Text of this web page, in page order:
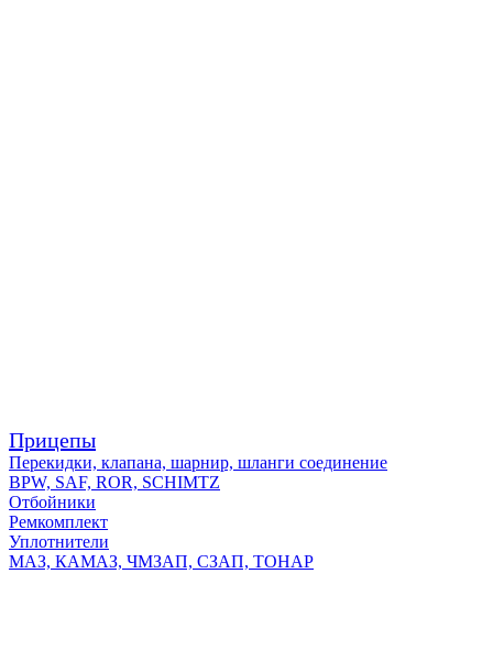
Прицепы
Перекидки, клапана, шарнир, шланги соединение
BPW, SAF, ROR, SCHIMTZ
Отбойники
Ремкомплект
Уплотнители
МАЗ, КАМАЗ, ЧМЗАП, СЗАП, ТОНАР